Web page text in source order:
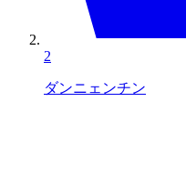
2
ダンニェンチン